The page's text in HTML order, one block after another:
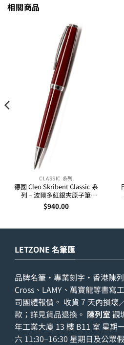
相關商品
CLASSIC 系列
德國 Cleo Skribent Classic 系
列 – 波爾多紅銀夾原子筆
(24096)
$940.00
LETZONE 名筆匯
品牌名筆・專業刻字・香港陳
Cross、LAMY、萬寶龍等書寫
司團體報價。 收貨 7 天內損壞
款；詳見貨品退換 。 陳列室 觀
年工業大廈 13 樓 B11 室 星期
六 11:30–16:30 星期日及公眾